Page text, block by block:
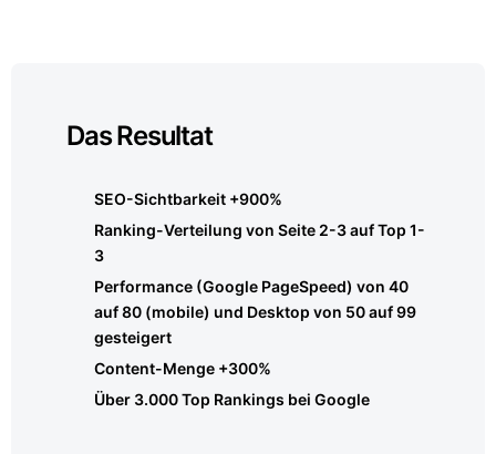
Das Resultat
SEO-Sichtbarkeit +900%
Ranking-Verteilung von Seite 2-3 auf Top 1-
3
Performance (Google PageSpeed) von 40
auf 80 (mobile) und Desktop von 50 auf 99
gesteigert
Content-Menge +300%
Über 3.000 Top Rankings bei Google